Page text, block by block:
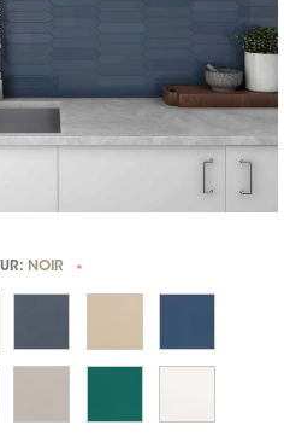
NOIR *